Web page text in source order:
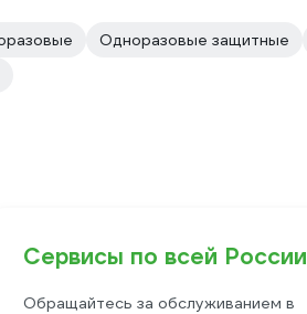
Одноразовые защитные
Сервисы по всей России
Обращайтесь за обслуживанием в